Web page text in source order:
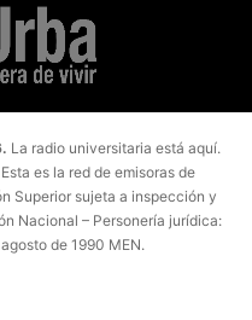
La radio universitaria está aquí.
es la red de emisoras de
Superior sujeta a inspección y
Nacional – Personería jurídica:
de 1990 MEN.